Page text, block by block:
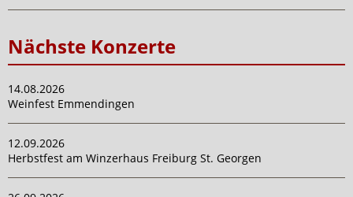
Nächste Konzerte
14.08.2026
Weinfest Emmendingen
12.09.2026
Herbstfest am Winzerhaus Freiburg St. Georgen